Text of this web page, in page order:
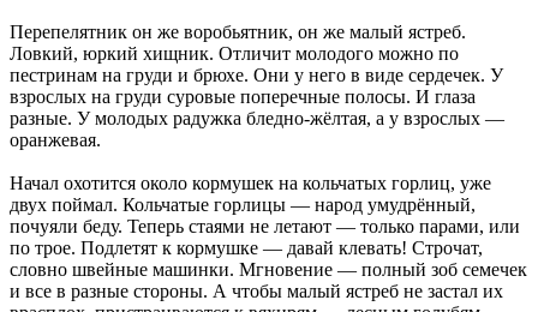
Перепелятник он же воробьятник, он же малый ястреб.
Ловкий, юркий хищник. Отличит молодого можно по
пестринам на груди и брюхе. Они у него в виде сердечек. У
взрослых на груди суровые поперечные полосы. И глаза
разные. У молодых радужка бледно-жёлтая, а у взрослых —
оранжевая.
Начал охотится около кормушек на кольчатых горлиц, уже
двух поймал. Кольчатые горлицы — народ умудрённый,
почуяли беду. Теперь стаями не летают — только парами, или
по трое. Подлетят к кормушке — давай клевать! Строчат,
словно швейные машинки. Мгновение — полный зоб семечек
и все в разные стороны. А чтобы малый ястреб не застал их